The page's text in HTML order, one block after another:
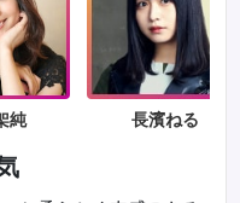
純 長濱ねる